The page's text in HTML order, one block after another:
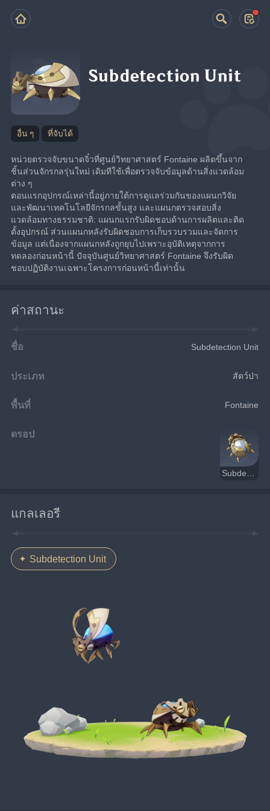
Subdetection Unit
อื่น ๆ ที่จับได้
หน่วยตรวจจับขนาดจิ๋วที่ศูนย์วิทยาศาสตร์ Fontaine ผลิตขึ้นจาก
ชิ้นส่วนจักรกลรุ่นใหม่ เดิมทีใช้เพื่อตรวจจับข้อมูลด้านสิ่งแวดล้อม
ต่าง ๆ
ตอนแรกอุปกรณ์เหล่านี้อยู่ภายใต้การดูแลร่วมกันของแผนกวิจัย
และพัฒนาเทคโนโลยีจักรกลขั้นสูง และแผนกตรวจสอบสิ่ง
แวดล้อมทางธรรมชาติ: แผนกแรกรับผิดชอบด้านการผลิตและติด
ตั้งอุปกรณ์ ส่วนแผนกหลังรับผิดชอบการเก็บรวบรวมและจัดการ
ข้อมูล แต่เนื่องจากแผนกหลังถูกยุบไปเพราะอุบัติเหตุจากการ
ทดลองก่อนหน้านี้ ปัจจุบันศูนย์วิทยาศาสตร์ Fontaine จึงรับผิด
ชอบปฏิบัติงานเฉพาะโครงการก่อนหน้านี้เท่านั้น
ค่าสถานะ
ชื่อ Subdetection Unit
ประเภท สัตว์ป่า
พื้นที่ Fontaine
ดรอป
แกลเลอรี
Subdetection Unit